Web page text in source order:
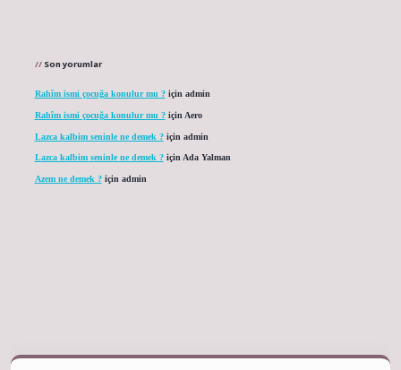
Son yorumlar
Rahîm ismi çocuğa konulur mu ?için admin
Rahîm ismi çocuğa konulur mu ?için Aero
Lazca kalbim seninle ne demek ?için admin
Lazca kalbim seninle ne demek ?için Ada Yalman
Azem ne demek ?için admin